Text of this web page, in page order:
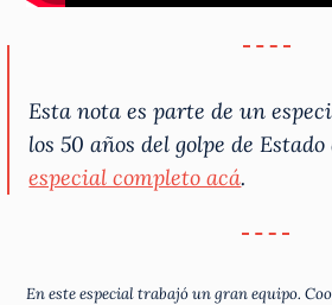
Esta nota es parte de un
los 50 años del golpe de
especial completo acá.
En este especial trabajó un gran equipo.